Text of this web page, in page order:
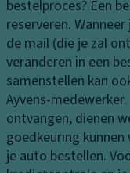
a
m
p
e
n
K
o
pl
s
c
h
o
e
n
k
a
st
o
n
tr
ol
e
T
ra
n
bestelproces? Een
reserveren.
de mail (die je zal
veranderen in een
samenstellen kan
Ayvens-
ontvangen, dienen
goedkeuring
je auto bestellen.